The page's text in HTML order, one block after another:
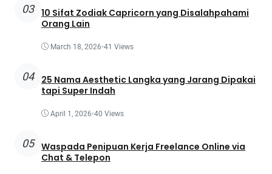
03 10 Sifat Zodiak Capricorn yang Disalahpahami
Orang Lain
March 18, 2026•41 Views
04
25 Nama Aesthetic Langka yang Jarang Dipakai
tapi Super Indah
April 1, 2026•40 Views
05 Waspada Penipuan Kerja Freelance Online via
Chat & Telepon